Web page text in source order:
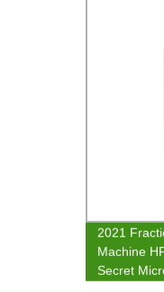
2021
Machine
Secret